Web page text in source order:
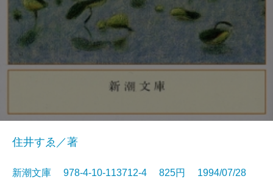
住井すゑ／著
新潮文庫 978-4-10-113712-4 825円 1994/07/28